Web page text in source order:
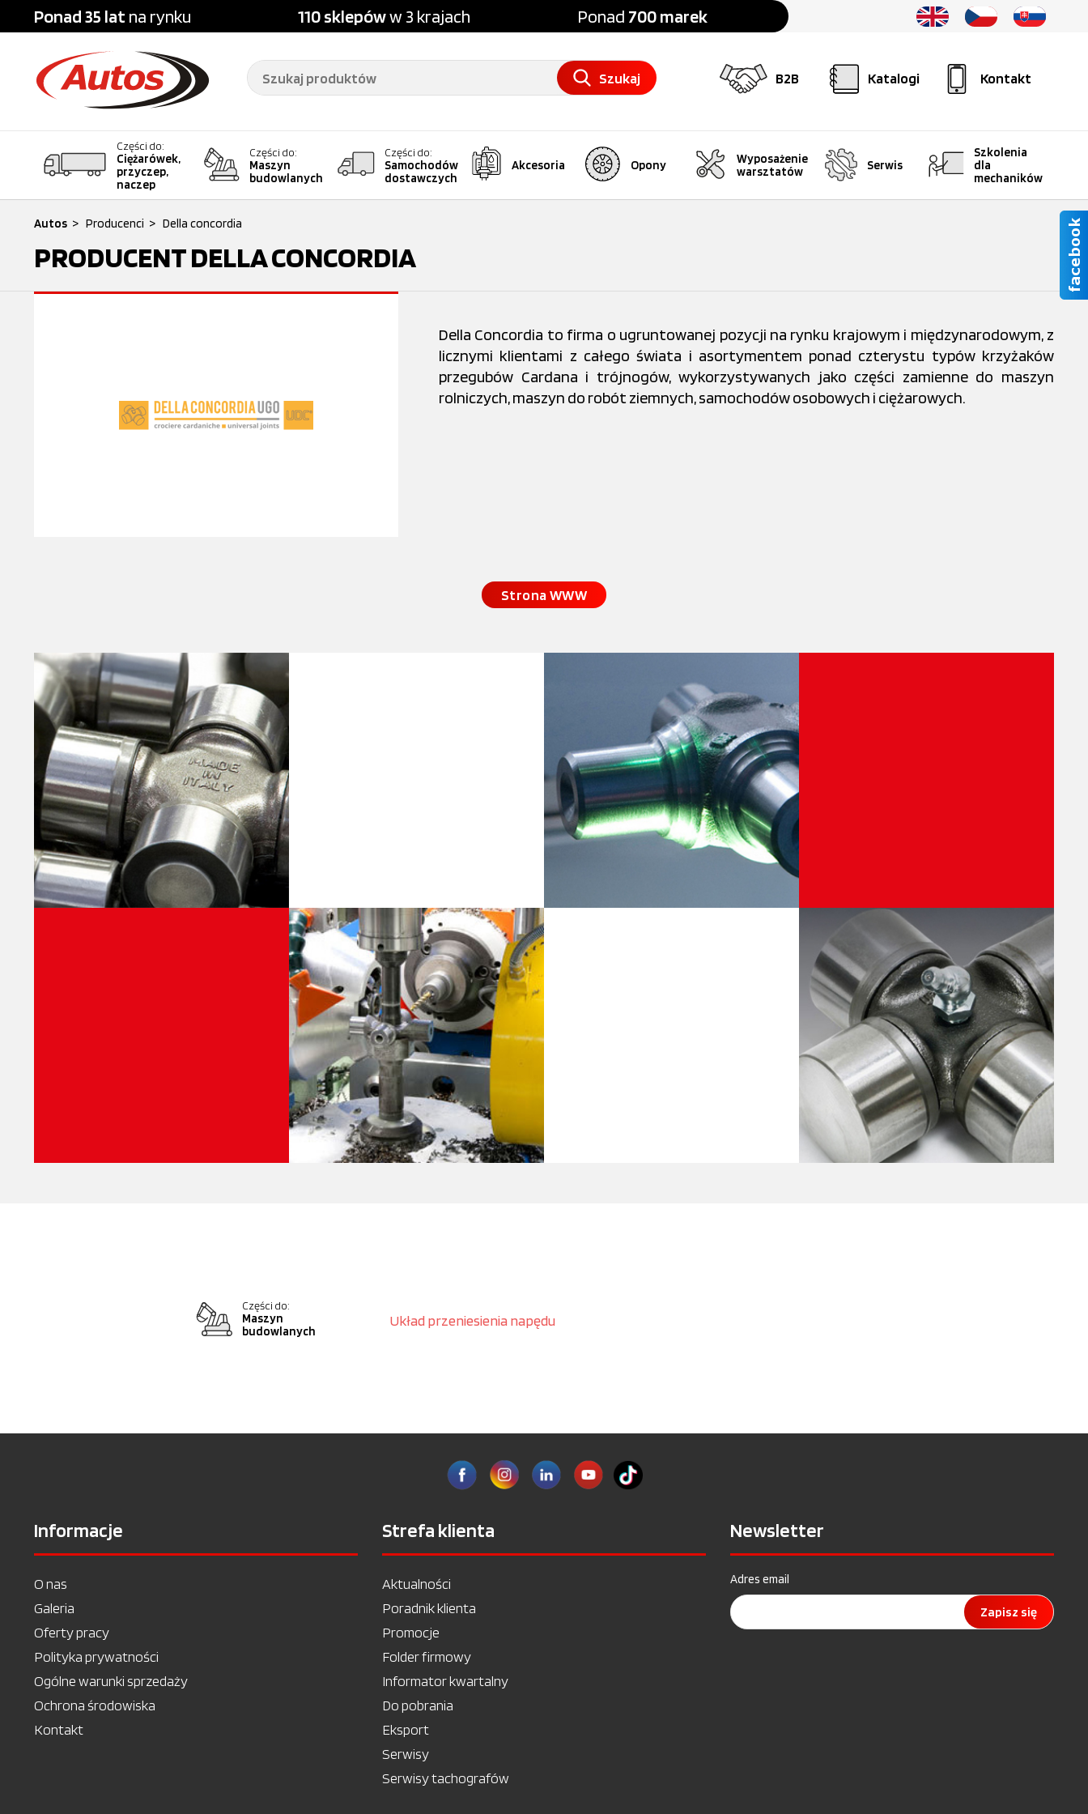
Ponad 35 lat na rynku 110 sklepóww 3 krajach Ponad 700 marek
B2B Katalogi Kontakt
Szukaj
Części do:
Ciężarówek,
przyczep,
naczep
Części do:
Maszyn
budowlanych
Części do:
Samochodów
dostawczych
Akcesoria Opony
Wyposażenie
warsztatów
Serwis
Szkolenia
dla
mechaników
Autos > Producenci > Della concordia
PRODUCENTDELLA CONCORDIA
Della Concordia to firma o ugruntowanej pozycji na rynku krajowym i międzynarodowym, z
licznymi klientami z całego świata i asortymentem ponad czterystu typów krzyżaków
przegubów Cardana i trójnogów, wykorzystywanych jako części zamienne do maszyn
rolniczych, maszyn do robót ziemnych, samochodów osobowych i ciężarowych.
Strona WWW
Części do:
Maszyn
budowlanych
Układ przeniesienia napędu
Informacje
O nas
Galeria
Oferty pracy
Polityka prywatności
Ogólne warunki sprzedaży
Ochrona środowiska
Kontakt
Strefa klienta
Aktualności
Poradnik klienta
Promocje
Folder firmowy
Informator kwartalny
Do pobrania
Eksport
Serwisy
Serwisy tachografów
Newsletter
Adres email
Zapisz się